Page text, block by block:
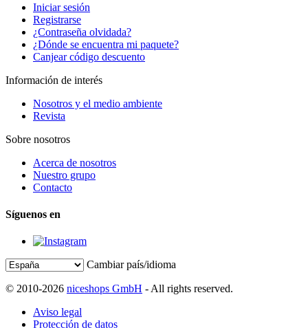
Iniciar sesión
Registrarse
¿Contraseña olvidada?
¿Dónde se encuentra mi paquete?
Canjear código descuento
Información de interés
Nosotros y el medio ambiente
Revista
Sobre nosotros
Acerca de nosotros
Nuestro grupo
Contacto
Síguenos en
Cambiar país/idioma
© 2010-2026 niceshops GmbH - All rights reserved.
Aviso legal
Protección de datos